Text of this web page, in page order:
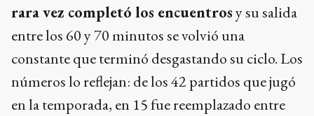
rara vez completó los encuentrosy su salida
entre los 60 y 70 minutos se volvió una
constante que terminó desgastando su ciclo. Los
números lo reflejan: de los 42 partidos que jugó
en la temporada, en 15 fue reemplazado entre